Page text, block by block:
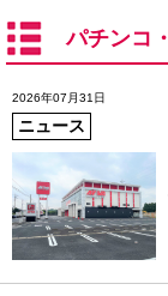
パチンコ
2026年07月31日
ニュース